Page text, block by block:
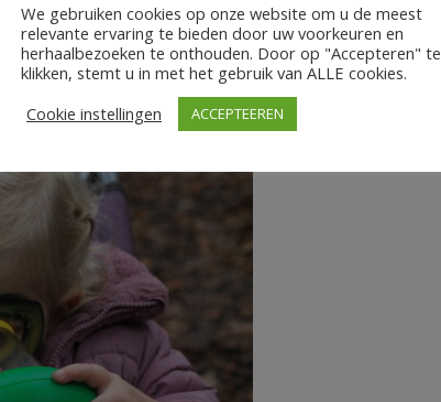
We gebruiken cookies op onze website om u de meest
relevante ervaring te bieden door uw voorkeuren en
herhaalbezoeken te onthouden. Door op "Accepteren" te
klikken, stemt u in met het gebruik van ALLE cookies.
Cookie instellingen
ACCEPTEEREN